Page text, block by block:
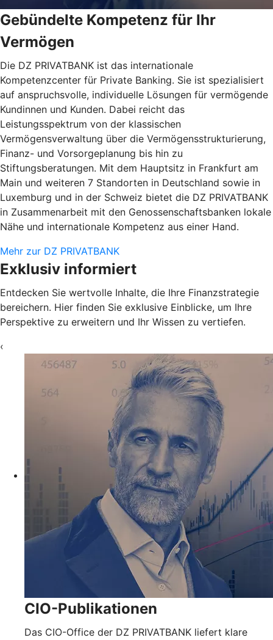
Gebündelte Kompetenz für Ihr
Vermögen
Die DZ PRIVATBANK ist das internationale
Kompetenzcenter für Private Banking. Sie ist spezialisiert
auf anspruchsvolle, individuelle Lösungen für vermögende
Kundinnen und Kunden. Dabei reicht das
Leistungsspektrum von der klassischen
Vermögensverwaltung über die Vermögensstrukturierung,
Finanz- und Vorsorgeplanung bis hin zu
Stiftungsberatungen. Mit dem Hauptsitz in Frankfurt am
Main und weiteren 7 Standorten in Deutschland sowie in
Luxemburg und in der Schweiz bietet die DZ PRIVATBANK
in Zusammenarbeit mit den Genossenschaftsbanken lokale
Nähe und internationale Kompetenz aus einer Hand.
Mehr zur DZ PRIVATBANK
Exklusiv informiert
Entdecken Sie wertvolle Inhalte, die Ihre Finanzstrategie
bereichern. Hier finden Sie exklusive Einblicke, um Ihre
Perspektive zu erweitern und Ihr Wissen zu vertiefen.
‹
CIO-Publikationen
Das CIO-Office der DZ PRIVATBANK liefert klare